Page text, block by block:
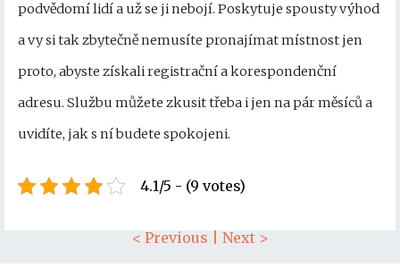
podvědomí lidí a už se ji nebojí. Poskytuje spousty výhod
a vy si tak zbytečně nemusíte pronajímat místnost jen
proto, abyste získali registrační a korespondenční
adresu. Službu můžete zkusit třeba i jen na pár měsíců a
uvidíte, jak s ní budete spokojeni.
4.1/5 - (9 votes)
< Previous Next >